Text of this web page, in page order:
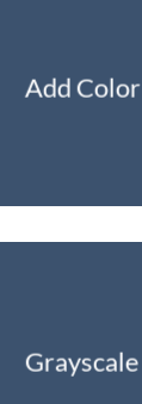
Add Color
Grayscale